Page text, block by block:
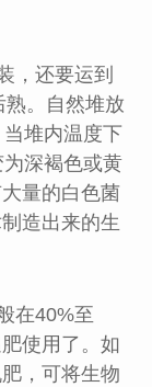
，还要运到
。自然堆放
堆内温度下
深褐色或黄
量的白色菌
造出来的生
在40%至
使用了。如
，可将生物